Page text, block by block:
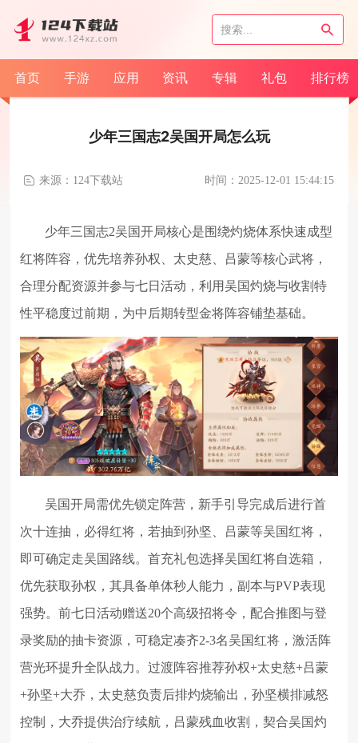
首页 手游 应用 资讯 专辑 礼包 排行榜
少年三国志2吴国开局怎么玩
来源：124下载站 时间：2025-12-01 15:44:15
少年三国志2吴国开局核心是围绕灼烧体系快速成型
红将阵容，优先培养孙权、太史慈、吕蒙等核心武将，
合理分配资源并参与七日活动，利用吴国灼烧与收割特
性平稳度过前期，为中后期转型金将阵容铺垫基础。
吴国开局需优先锁定阵营，新手引导完成后进行首
次十连抽，必得红将，若抽到孙坚、吕蒙等吴国红将，
即可确定走吴国路线。首充礼包选择吴国红将自选箱，
优先获取孙权，其具备单体秒人能力，副本与PVP表现
强势。前七日活动赠送20个高级招将令，配合推图与登
录奖励的抽卡资源，可稳定凑齐2-3名吴国红将，激活阵
营光环提升全队战力。过渡阵容推荐孙权+太史慈+吕蒙
+孙坚+大乔，太史慈负责后排灼烧输出，孙坚横排减怒
控制，大乔提供治疗续航，吕蒙残血收割，契合吴国灼